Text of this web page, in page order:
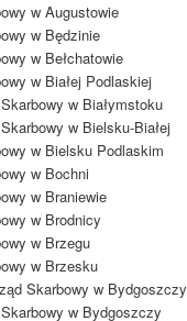
w Augustowie
w Będzinie
w Bełchatowie
w Białej Podlaskiej
w Białymstoku
w Bielsku-Białej
w Bielsku Podlaskim
w Bochni
w Braniewie
w Brodnicy
w Brzegu
w Brzesku
Skarbowy w Bydgoszczy
w Bydgoszczy